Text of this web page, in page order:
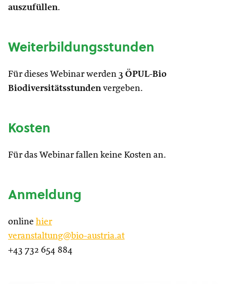
auszufüllen.
Weiterbildungsstunden
Für dieses Webinar werden 3 ÖPUL-Bio
Biodiversitätsstundenvergeben.
Kosten
Für das Webinar fallen keine Kosten an.
Anmeldung
online hier
veranstaltung@bio-austria.at
+43 732 654 884